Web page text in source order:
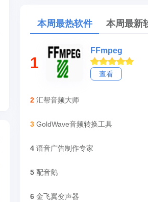
本周最热软件 本周最新
1
FFmpeg
查看
2 汇帮音频大师
3 GoldWave音频转换工具
4 语音广告制作专家
5 配音鹅
6 金飞翼变声器